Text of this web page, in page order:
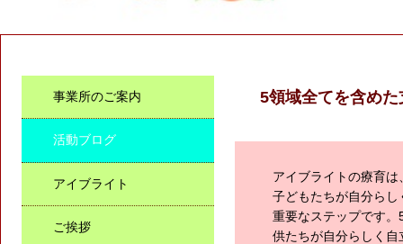
5領域全てを含め
アイブライトの療育
子どもたちが自分ら
重要なステップです
供たちが自分らしく
事業所のご案内
活動ブログ
アイブライト
ご挨拶